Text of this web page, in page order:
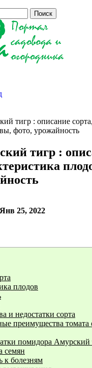
тигр : описание
фото, урожайность
тигр :
Янв 25, 2022
плодов
и недостатки сорта
преимущества томата
помидора Амурский
семян
к болезням